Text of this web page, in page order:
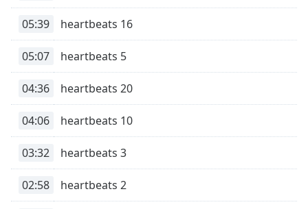
Color
Opacity
Font
Edge
Style
05:39 heartbeats 16
05:07 heartbeats 5
04:36 heartbeats 20
04:06 heartbeats 10
03:32 heartbeats 3
02:58 heartbeats 2